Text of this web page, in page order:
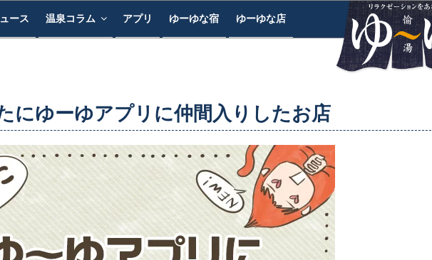
ース 温泉コラム アプリ ゆーゆな宿 ゆーゆな店
にゆーゆアプリに仲間入りしたお店